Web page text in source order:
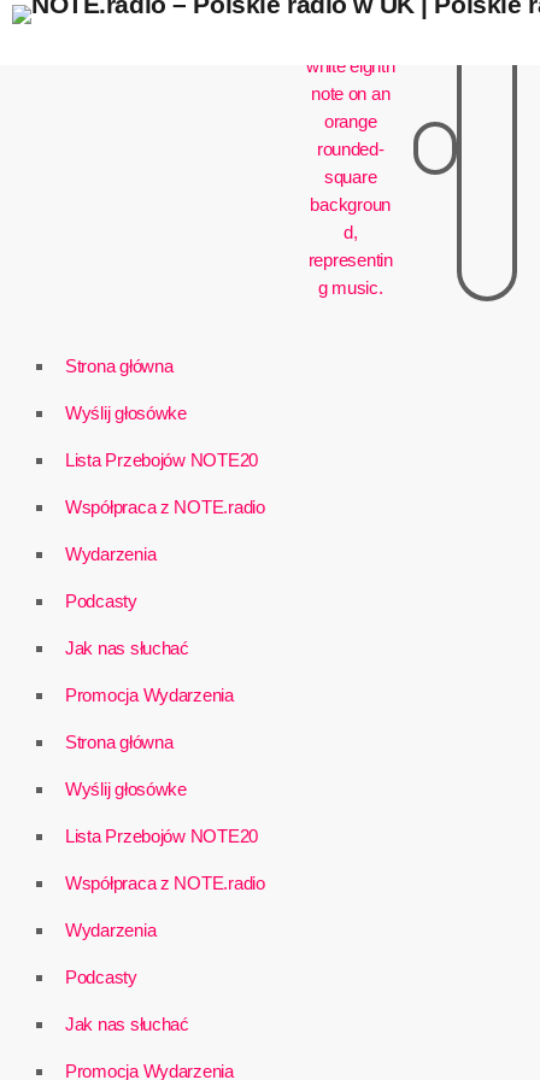
play_arrow
Strona główna
Wyślij głosówke
Lista Przebojów NOTE20
Współpraca z NOTE.radio
Wydarzenia
Podcasty
Jak nas słuchać
Promocja Wydarzenia
Strona główna
Wyślij głosówke
Lista Przebojów NOTE20
Współpraca z NOTE.radio
Wydarzenia
Podcasty
Jak nas słuchać
Promocja Wydarzenia